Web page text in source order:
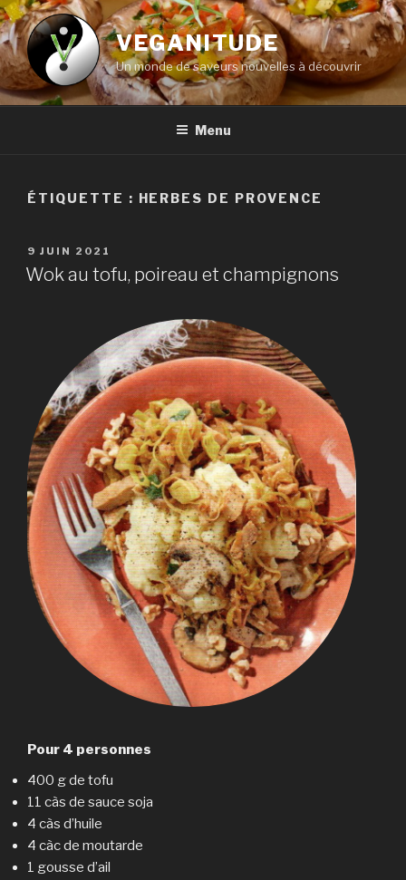
Aller
au
contenu
principal
VEGANITUDE
Un monde de saveurs nouvelles à découvrir
Menu
ÉTIQUETTE : HERBES DE PROVENCE
PUBLIÉ
LE
9 JUIN 2021
Wok au tofu, poireau et champignons
Pour 4 personnes
400 g de tofu
11 càs de sauce soja
4 càs d’huile
4 càc de moutarde
1 gousse d’ail